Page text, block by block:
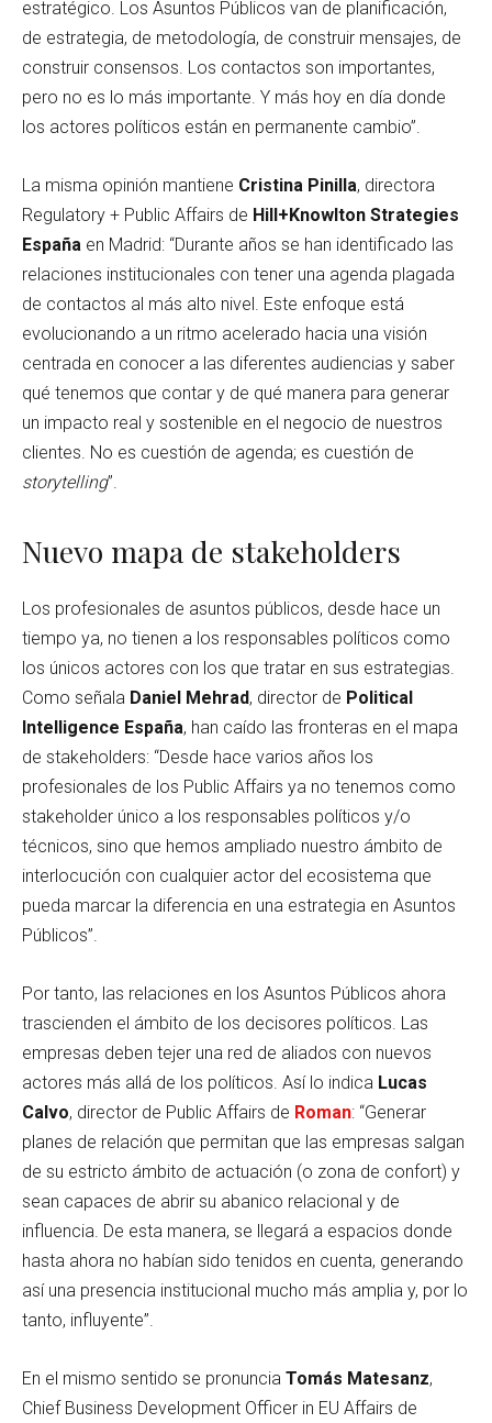
estratégico. Los Asuntos Públicos van de planificación,
de estrategia, de metodología, de construir mensajes, de
construir consensos. Los contactos son importantes,
pero no es lo más importante. Y más hoy en día donde
los actores políticos están en permanente cambio”.
La misma opinión mantiene Cristina Pinilla, directora
Regulatory + Public Affairs de Hill+Knowlton Strategies
España en Madrid: “Durante años se han identificado las
relaciones institucionales con tener una agenda plagada
de contactos al más alto nivel. Este enfoque está
evolucionando a un ritmo acelerado hacia una visión
centrada en conocer a las diferentes audiencias y saber
qué tenemos que contar y de qué manera para generar
un impacto real y sostenible en el negocio de nuestros
clientes. No es cuestión de agenda; es cuestión de
storytelling”.
Nuevo mapa de stakeholders
Los profesionales de asuntos públicos, desde hace un
tiempo ya, no tienen a los responsables políticos como
los únicos actores con los que tratar en sus estrategias.
Como señala Daniel Mehrad, director de Political
Intelligence España, han caído las fronteras en el mapa
de stakeholders: “Desde hace varios años los
profesionales de los Public Affairs ya no tenemos como
stakeholder único a los responsables políticos y/o
técnicos, sino que hemos ampliado nuestro ámbito de
interlocución con cualquier actor del ecosistema que
pueda marcar la diferencia en una estrategia en Asuntos
Públicos”.
Por tanto, las relaciones en los Asuntos Públicos ahora
trascienden el ámbito de los decisores políticos. Las
empresas deben tejer una red de aliados con nuevos
actores más allá de los políticos. Así lo indica Lucas
Calvo, director de Public Affairs de Roman: “Generar
planes de relación que permitan que las empresas salgan
de su estricto ámbito de actuación (o zona de confort) y
sean capaces de abrir su abanico relacional y de
influencia. De esta manera, se llegará a espacios donde
hasta ahora no habían sido tenidos en cuenta, generando
así una presencia institucional mucho más amplia y, por lo
tanto, influyente”.
En el mismo sentido se pronuncia Tomás Matesanz,
Chief Business Development Officer in EU Affairs de